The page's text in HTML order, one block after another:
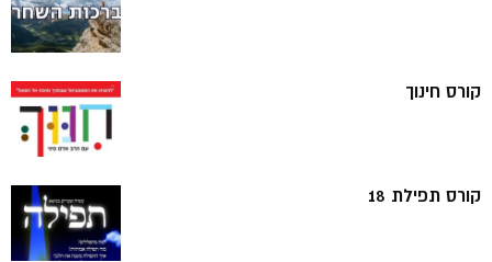
קורס חינוך
קורס תפילת 18